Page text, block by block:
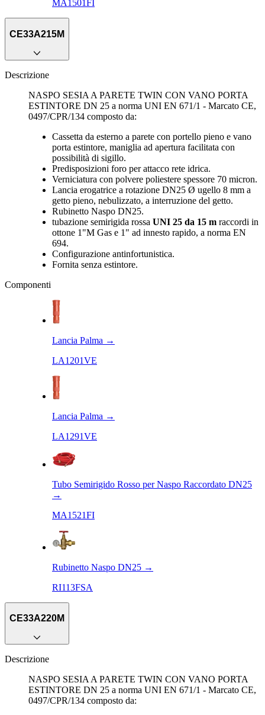
MA1501FI
CE33A215M
Descrizione
NASPO SESIA A PARETE TWIN CON VANO PORTA
ESTINTORE DN 25 a norma UNI EN 671/1 - Marcato CE,
0497/CPR/134 composto da:
Cassetta da esterno a parete con portello pieno e vano
porta estintore, maniglia ad apertura facilitata con
possibilità di sigillo.
Predisposizioni foro per attacco rete idrica.
Verniciatura con polvere poliestere spessore 70 micron.
Lancia erogatrice a rotazione DN25 Ø ugello 8 mm a
getto pieno, nebulizzato, a interruzione del getto.
Rubinetto Naspo DN25.
tubazione semirigida rossa UNI 25 da 15 m raccordi in
ottone 1"M Gas e 1" ad innesto rapido, a norma EN
694.
Configurazione antinfortunistica.
Fornita senza estintore.
Componenti
Lancia Palma →
LA1201VE
Lancia Palma →
LA1291VE
Tubo Semirigido Rosso per Naspo Raccordato DN25
→
MA1521FI
Rubinetto Naspo DN25 →
RI113FSA
CE33A220M
Descrizione
NASPO SESIA A PARETE TWIN CON VANO PORTA
ESTINTORE DN 25 a norma UNI EN 671/1 - Marcato CE,
0497/CPR/134 composto da: